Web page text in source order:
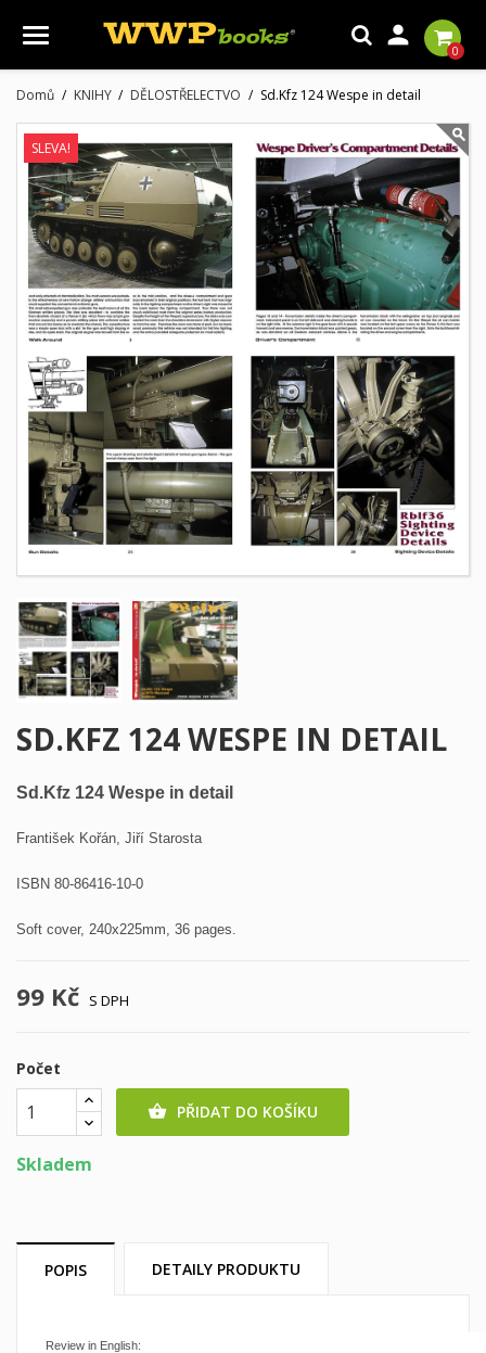

0
Domů KNIHY DĚLOSTŘELECTVO Sd.Kfz 124 Wespe in detail
SLEVA!
SD.KFZ 124 WESPE IN DETAIL
Sd.Kfz 124 Wespe in detail
František Kořán, Jiří Starosta
ISBN 80-86416-10-0
Soft cover, 240x225mm, 36 pages.
99 Kč S DPH
Počet
 PŘIDAT DO KOŠÍKU
Skladem
POPIS DETAILY PRODUKTU
Review in English: